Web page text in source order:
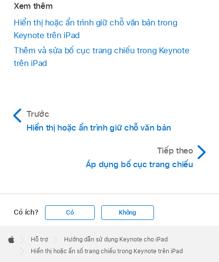
và không nhìn thấy trình điều hướng trang
chiếu, hãy chụm lại trên trang chiếu để thu
nhỏ.
Bật hoặc tắt Số trang chiếu.
Xem thêm
Hiển thị hoặc ẩn trình giữ chỗ văn bản trong
Keynote trên iPad
Thêm và sửa bố cục trang chiếu trong Keynote
trên iPad
Trước
Hiển thị hoặc ẩn trình giữ chỗ văn bản
Tiếp theo
Áp dụng bố cục trang chiếu
Có ích? Có Không
Footer

Apple
Hỗ trợ
Hướng dẫn sử dụng Keynote cho iPad
Hiển thị hoặc ẩn số trang chiếu trong Keynote trên iPad